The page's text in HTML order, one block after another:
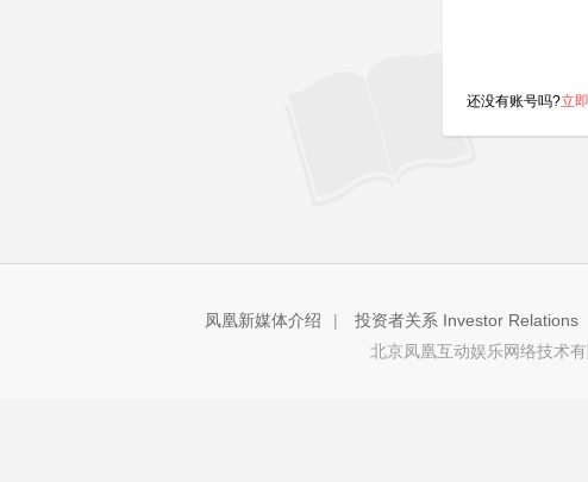
还没有账号吗?立
凤凰新媒体介绍 | 投资者关系 Investor Relations
北京凤凰互动娱乐网络技术